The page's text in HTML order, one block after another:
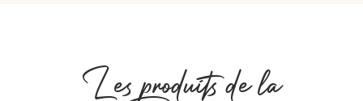
Les produits de la